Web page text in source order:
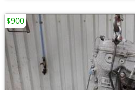
$900